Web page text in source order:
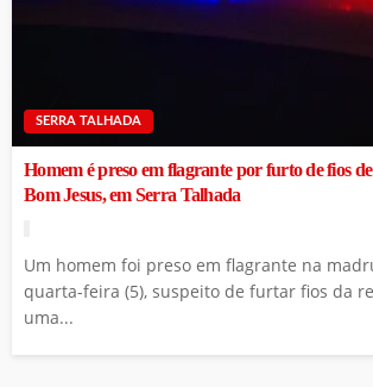
SERRA TALHADA
Homem é preso em flagrante por furto de fios
Bom Jesus, em Serra Talhada
Um homem foi preso em flagrante na
quarta-feira (5), suspeito de furtar fios da
uma...